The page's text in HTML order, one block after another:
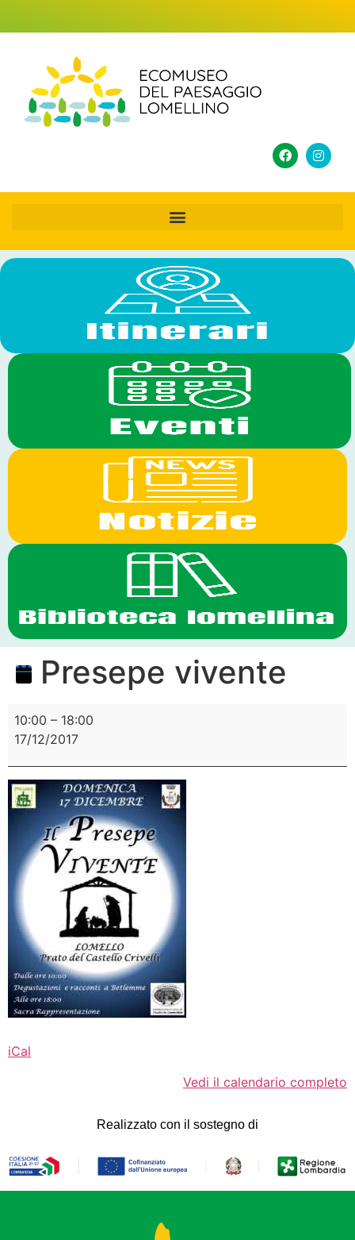
Presepe vivente
10:00 – 18:00
17/12/2017
iCal
Vedi il calendario completo
Realizzato con il sostegno di